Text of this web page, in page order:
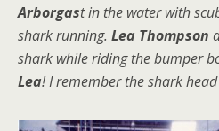
Arborgast in the water with
shark running. Lea Thompson
shark while riding the bumper
Lea! I remember the shark